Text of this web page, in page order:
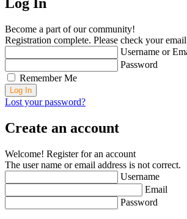
Become a part of our community!
Registration complete. Please check your
Username or
Password
Remember Me
Lost your password?
Create an account
Welcome! Register for an account
The user name or email address is not correct.
Username
Email
Password